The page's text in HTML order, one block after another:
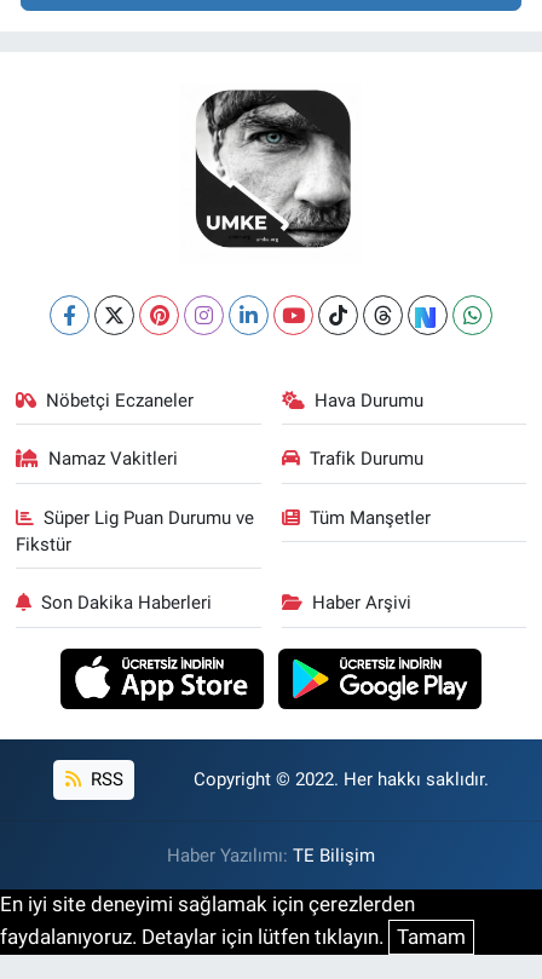
Nöbetçi Eczaneler Hava Durumu
Namaz Vakitleri Trafik Durumu
Süper Lig Puan Durumu ve
Fikstür
Tüm Manşetler
Son Dakika Haberleri Haber Arşivi
RSS Copyright © 2022. Her hakkı saklıdır.
Haber Yazılımı: TE Bilişim
En iyi site deneyimi sağlamak için çerezlerden
faydalanıyoruz. Detaylar için lütfen tıklayın. Tamam